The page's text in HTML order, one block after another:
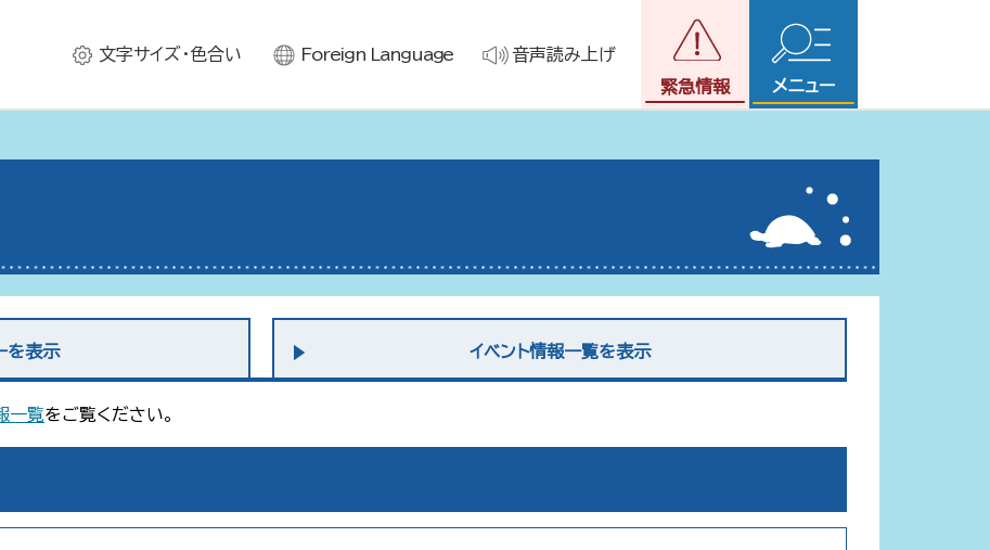
文字サイズ・色合い Foreign Language
音声読み上げ
緊急情報
メニュー
を表示 イベント情報一覧を表示
一覧をご覧ください。